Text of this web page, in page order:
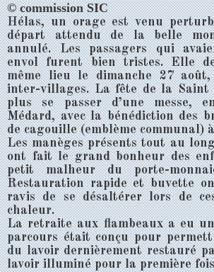
© commission SIC
Hélas, un orage est venu
départ attendu de la belle
annulé. Les passagers qui
envol furent bien tristes. Elle
même lieu le dimanche 27
inter-villages. La fête de la Saint
plus se passer d’une messe,
Médard, avec la bénédiction des
de cagouille (emblème communal)
Les manèges présents tout au
ont fait le grand bonheur des
petit malheur du porte-
Restauration rapide et buvette
ravis de se désaltérer lors de
chaleur.
La retraite aux flambeaux a eu
parcours était conçu pour
du lavoir dernièrement restauré
lavoir illuminé pour la première